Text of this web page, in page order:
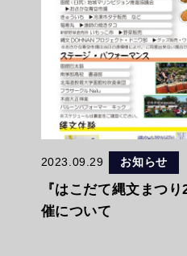
2023.09.29 お知らせ
『はこだて縄文まつ
催について